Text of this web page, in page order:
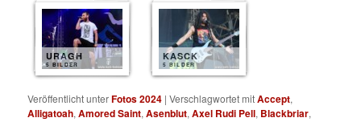
URAGH
5 BILDER
KASCK
5 BILDER
Veröffentlicht unterFotos 2024 |Verschlagwortet mitAccept,
Alligatoah,Amored Saint,Asenblut,Axel Rudi Pell, Blackbriar,